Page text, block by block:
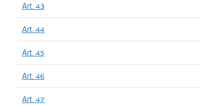
Art. 43
Art. 44
Art. 45
Art. 46
Art. 47